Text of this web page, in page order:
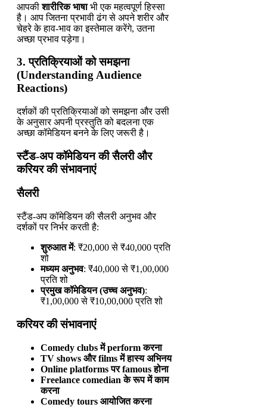
आपकीशारीरिक भाषाभी एक महत्वपूर्ण हिस्सा
है। आप जितना प्रभावी ढंग से अपने शरीर और
चेहरे के हाव-भाव का इस्तेमाल करेंगे, उतना
अच्छा प्रभाव पड़ेगा।
3. प्रतिक्रियाओं को समझना
(Understanding Audience
Reactions)
दर्शकों की प्रतिक्रियाओं को समझना और उसी
के अनुसार अपनी प्रस्तुति को बदलना एक
अच्छा कॉमेडियन बनने के लिए जरूरी है।
स्टैंड-अप कॉमेडियन की सैलरी और
करियर की संभावनाएं
सैलरी
स्टैंड-अप कॉमेडियन की सैलरी अनुभव और
दर्शकों पर निर्भर करती है:
शुरुआत में: ₹20,000 से ₹40,000 प्रति
शो
मध्यम अनुभव: ₹40,000 से ₹1,00,000
प्रति शो
प्रमुख कॉमेडियन (उच्च अनुभव):
₹1,00,000 से ₹10,00,000 प्रति शो
करियर की संभावनाएं
Comedy clubs में perform करना
TV shows और films में हास्य अभिनय
Online platforms पर famous होना
Freelance comedian के रूप में काम
करना
Comedy tours आयोजित करना